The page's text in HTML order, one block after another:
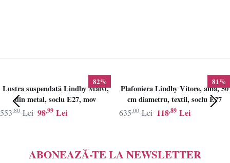
82%
Lustra suspendată Lindby Maivi,
din metal, soclu E27, mov
98,99 Lei
553,80 Lei
81%
Plafoniera Lindby Vitore, alba, 50
cm diametru, textil, soclu E27
118,89 Lei
635,00 Lei
ABONEAZĂ-TE LA NEWSLETTER